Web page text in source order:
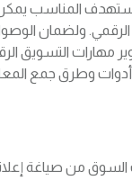
المناسب
الرقمي. ولضمان
مهارات التسويق
أدوات وطرق جمع
من صياغة